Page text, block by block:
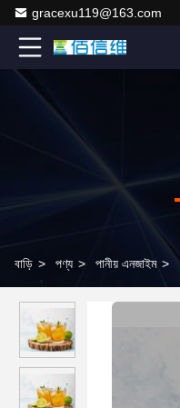
gracexu119@163.com
বাড়ি > পণ্য > পানীয় এনজাইম >